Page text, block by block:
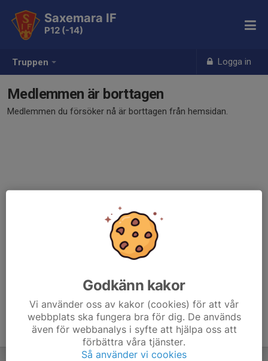
Truppen Logga in
Saxemara IF
P12 (-14)
Medlemmen är borttagen
Medlemmen du försöker nå är borttagen från hemsidan.
Godkänn kakor
Vi använder oss av kakor (cookies) för att vår
webbplats ska fungera bra för dig. De används
även för webbanalys i syfte att hjälpa oss att
förbättra våra tjänster.
Så använder vi cookies